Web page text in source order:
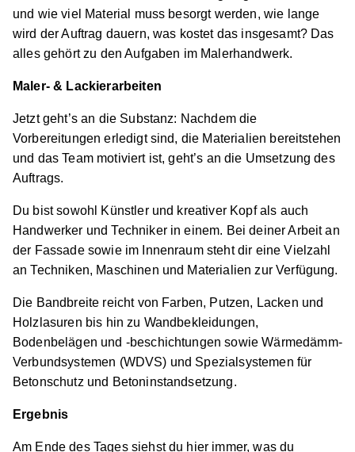
Sohn GmbH Malerbetrieb
01.08.2026
58511 Lüdenscheid
Schnellbewerbung
Maler/-in und Lackierer/-in (m/w/d) Frank Derksen
Malerbetrieb
01.08.2027
Schnellbewerbung
und wie viel Material muss besorgt werden, wie lange
wird der Auftrag dauern, was kostet das insgesamt? Das
alles gehört zu den Aufgaben im Malerhandwerk.
Maler- & Lackierarbeiten
Jetzt geht’s an die Substanz: Nachdem die
Vorbereitungen erledigt sind, die Materialien bereitstehen
und das Team motiviert ist, geht’s an die Umsetzung des
Auftrags.
Du bist sowohl Künstler und kreativer Kopf als auch
Handwerker und Techniker in einem. Bei deiner Arbeit an
der Fassade sowie im Innenraum steht dir eine Vielzahl
an Techniken, Maschinen und Materialien zur Verfügung.
Die Bandbreite reicht von Farben, Putzen, Lacken und
Holzlasuren bis hin zu Wandbekleidungen,
Bodenbelägen und -beschichtungen sowie Wärmedämm-
Verbundsystemen (WDVS) und Spezialsystemen für
Betonschutz und Betoninstandsetzung.
Ergebnis
Am Ende des Tages siehst du hier immer, was du